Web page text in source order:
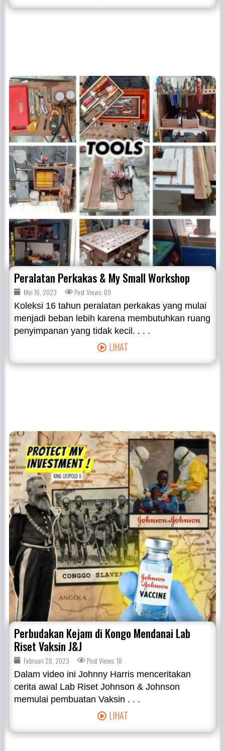
Peralatan Perkakas & My Small Workshop
Mei 16, 2023 Post Views: 69
Koleksi 16 tahun peralatan perkakas yang mulai
menjadi beban lebih karena membutuhkan ruang
penyimpanan yang tidak kecil. . . .
LIHAT
Perbudakan Kejam di Kongo Mendanai Lab
Riset Vaksin J&J
Februari 28, 2023 Post Views: 18
Dalam video ini Johnny Harris menceritakan
cerita awal Lab Riset Johnson & Johnson
memulai pembuatan Vaksin . . .
LIHAT